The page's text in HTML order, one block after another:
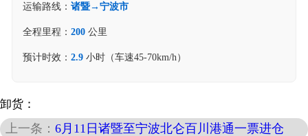
运输路线： 诸暨→宁波市
全程里程： 200公里
预计时效： 2.9小时（车速45-70km/h）
卸货：
上一条：6月11日诸暨至宁波北仑百川港通一票进仓